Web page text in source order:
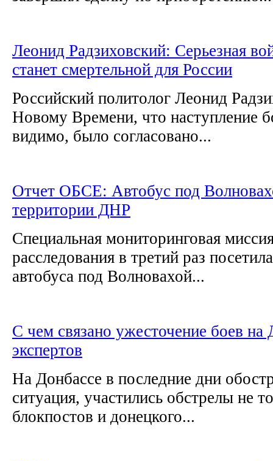
Леонид Радзиховский: Серьезная
станет смертельной для России
Российский политолог Леонид
Новому Времени, что наступление
видимо, было согласовано...
Отчет ОБСЕ: Автобус под
территории ДНР
Специальная мониторинговая
расследования в третий раз
автобуса под Волновахой...
С чем связано ужесточение боев на
экспертов
На Донбассе в последние дни
ситуация, участились обстрелы не
блокпостов и донецкого...